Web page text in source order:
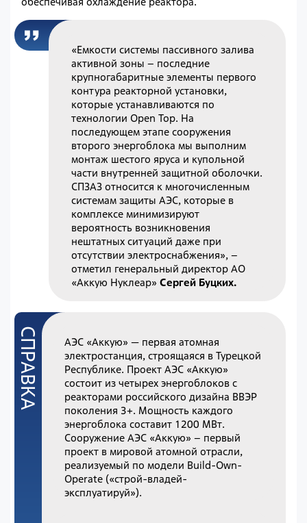
«Емкости системы пассивного залива
активной зоны – последние
крупногабаритные элементы первого
контура реакторной установки,
которые устанавливаются по
технологии Open Top. На
последующем этапе сооружения
второго энергоблока мы выполним
монтаж шестого яруса и купольной
части внутренней защитной оболочки.
СПЗАЗ относится к многочисленным
системам защиты АЭС, которые в
комплексе минимизируют
вероятность возникновения
нештатных ситуаций даже при
отсутствии электроснабжения», –
отметил генеральный директор АО
«Аккую Нуклеар»Сергей Буцких.
АЭС «Аккую» — первая атомная
электростанция, строящаяся в Турецкой
Республике. Проект АЭС «Аккую»
состоит из четырех энергоблоков с
реакторами российского дизайна ВВЭР
поколения 3+. Мощность каждого
энергоблока составит 1200 МВт.
Сооружение АЭС «Аккую» – первый
проект в мировой атомной отрасли,
реализуемый по модели Build-Own-
Operate («строй-владей-
эксплуатируй»).